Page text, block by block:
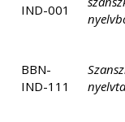
IND-001
BBN-
IND-111